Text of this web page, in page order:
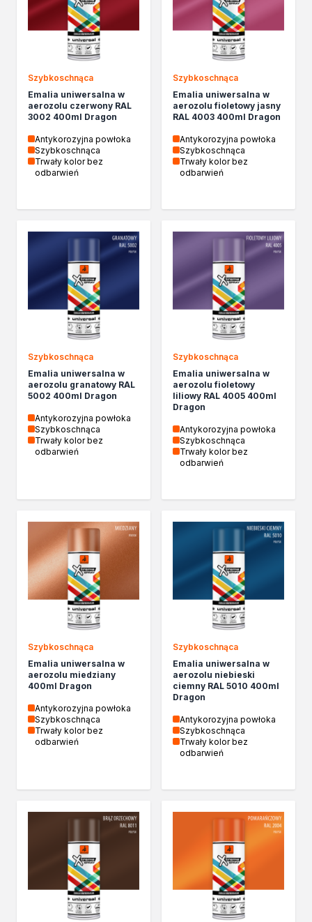
Biopaliwa do biokominków
Akcja Zima
Poznaj Dragona
O firmie Dragon Poland
Akademia Dragona
Aktualności
Społeczna odpowiedzialność
Praktyki zawodowe
Znajdź rozwiązanie
Ekspert radzi
Nowości
Szybkoschnąca
Emalia uniwersalna w
aerozolu czerwony RAL
3002 400ml Dragon
Antykorozyjna powłoka
Szybkoschnąca
Trwały kolor bez
odbarwień
Szybkoschnąca
Emalia uniwersalna w
aerozolu fioletowy jasny
RAL 4003 400ml Dragon
Antykorozyjna powłoka
Szybkoschnąca
Trwały kolor bez
odbarwień
Szybkoschnąca
Emalia uniwersalna w
aerozolu granatowy RAL
5002 400ml Dragon
Antykorozyjna powłoka
Szybkoschnąca
Trwały kolor bez
odbarwień
Szybkoschnąca
Emalia uniwersalna w
aerozolu fioletowy
liliowy RAL 4005 400ml
Dragon
Antykorozyjna powłoka
Szybkoschnąca
Trwały kolor bez
odbarwień
Szybkoschnąca
Emalia uniwersalna w
aerozolu miedziany
400ml Dragon
Antykorozyjna powłoka
Szybkoschnąca
Trwały kolor bez
odbarwień
Szybkoschnąca
Emalia uniwersalna w
aerozolu niebieski
ciemny RAL 5010 400ml
Dragon
Antykorozyjna powłoka
Szybkoschnąca
Trwały kolor bez
odbarwień